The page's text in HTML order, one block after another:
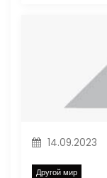
14.09.2023
Другой мир